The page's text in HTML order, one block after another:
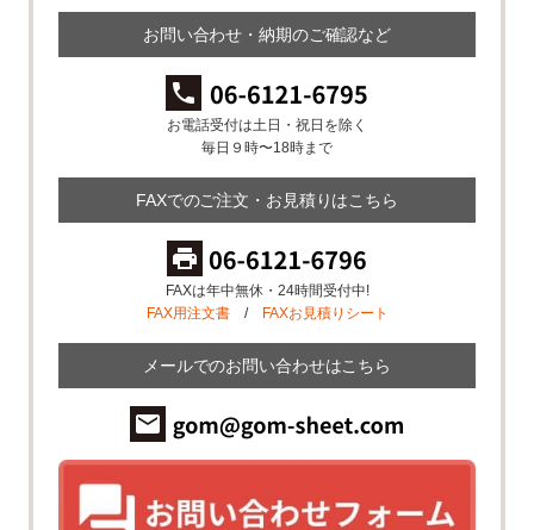
お問い合わせ・納期のご確認など
お電話受付は土日・祝日を除く
毎日９時〜18時まで
FAXでのご注文・お見積りはこちら
FAXは年中無休・24時間受付中!
FAX用注文書/ FAXお見積りシート
メールでのお問い合わせはこちら